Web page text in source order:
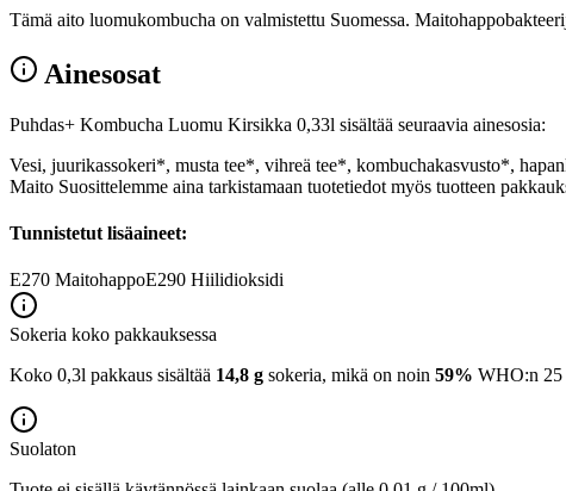
Tämä aito luomukombucha on valmistettu Suomessa.
Ainesosat
Puhdas+ Kombucha Luomu Kirsikka 0,33l sisältää seuraavia ainesosia:
Vesi, juurikassokeri*, musta tee*, vihreä tee*, kombuchakasvusto*,
Maito Suosittelemme aina tarkistamaan tuotetiedot myös tuotteen
Tunnistetut lisäaineet:
E270 MaitohappoE290 Hiilidioksidi
Sokeria koko pakkauksessa
Koko 0,3l pakkaus sisältää 14,8 g sokeria, mikä on noin 59% WHO:n 25
Suolaton